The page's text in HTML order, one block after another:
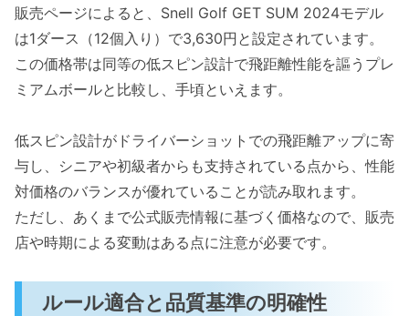
販売ページによると、Snell Golf GET SUM 2024モデル
は1ダース（12個入り）で3,630円と設定されています。
この価格帯は同等の低スピン設計で飛距離性能を謳うプレ
ミアムボールと比較し、手頃といえます。
低スピン設計がドライバーショットでの飛距離アップに寄
与し、シニアや初級者からも支持されている点から、性能
対価格のバランスが優れていることが読み取れます。
ただし、あくまで公式販売情報に基づく価格なので、販売
店や時期による変動はある点に注意が必要です。
ルール適合と品質基準の明確性